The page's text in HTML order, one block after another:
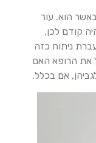
הוא. עור
קודם לכן,
ניתוח כזה
את הרופא האם
אם בכלל.